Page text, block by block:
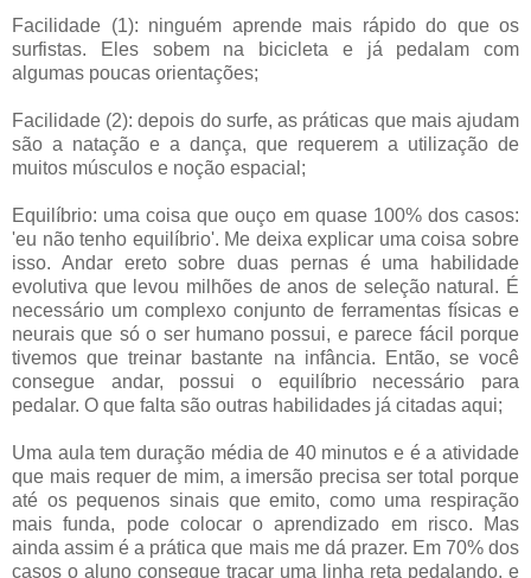
Facilidade (1): ninguém aprende mais rápido do que os
surfistas. Eles sobem na bicicleta e já pedalam com
algumas poucas orientações;
Facilidade (2): depois do surfe, as práticas que mais ajudam
são a natação e a dança, que requerem a utilização de
muitos músculos e noção espacial;
Equilíbrio: uma coisa que ouço em quase 100% dos casos:
'eu não tenho equilíbrio'. Me deixa explicar uma coisa sobre
isso. Andar ereto sobre duas pernas é uma habilidade
evolutiva que levou milhões de anos de seleção natural. É
necessário um complexo conjunto de ferramentas físicas e
neurais que só o ser humano possui, e parece fácil porque
tivemos que treinar bastante na infância. Então, se você
consegue andar, possui o equilíbrio necessário para
pedalar. O que falta são outras habilidades já citadas aqui;
Uma aula tem duração média de 40 minutos e é a atividade
que mais requer de mim, a imersão precisa ser total porque
até os pequenos sinais que emito, como uma respiração
mais funda, pode colocar o aprendizado em risco. Mas
ainda assim é a prática que mais me dá prazer. Em 70% dos
casos o aluno consegue traçar uma linha reta pedalando, e